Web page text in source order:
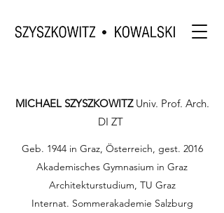
MICHAEL SZYSZKOWITZUniv. Prof. Arch.
DI ZT
Geb. 1944 in Graz, Österreich, gest. 2016
Akademisches Gymnasium in Graz
Architekturstudium, TU Graz
Internat. Sommerakademie Salzburg